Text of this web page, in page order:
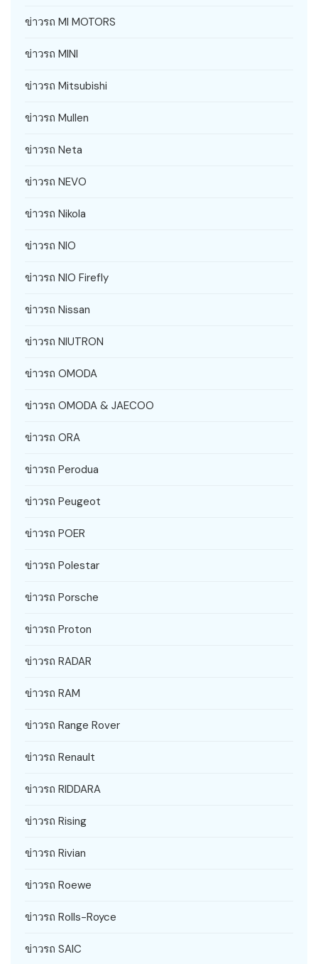
ข่าวรถ MI MOTORS
ข่าวรถ MINI
ข่าวรถ Mitsubishi
ข่าวรถ Mullen
ข่าวรถ Neta
ข่าวรถ NEVO
ข่าวรถ Nikola
ข่าวรถ NIO
ข่าวรถ NIO Firefly
ข่าวรถ Nissan
ข่าวรถ NIUTRON
ข่าวรถ OMODA
ข่าวรถ OMODA & JAECOO
ข่าวรถ ORA
ข่าวรถ Perodua
ข่าวรถ Peugeot
ข่าวรถ POER
ข่าวรถ Polestar
ข่าวรถ Porsche
ข่าวรถ Proton
ข่าวรถ RADAR
ข่าวรถ RAM
ข่าวรถ Range Rover
ข่าวรถ Renault
ข่าวรถ RIDDARA
ข่าวรถ Rising
ข่าวรถ Rivian
ข่าวรถ Roewe
ข่าวรถ Rolls-Royce
ข่าวรถ SAIC